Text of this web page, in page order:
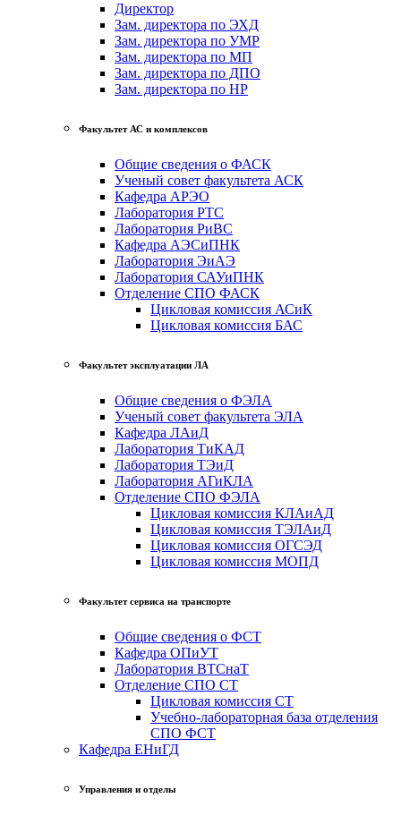
Директор
Зам. директора по ЭХД
Зам. директора по УМР
Зам. директора по МП
Зам. директора по ДПО
Зам. директора по НР
Факультет АС и комплексов
Общие сведения о ФАСК
Ученый совет факультета АСК
Кафедра АРЭО
Лаборатория РТС
Лаборатория РиВС
Кафедра АЭСиПНК
Лаборатория ЭиАЭ
Лаборатория САУиПНК
Отделение СПО ФАСК
Цикловая комиссия АСиК
Цикловая комиссия БАС
Факультет эксплуатации ЛА
Общие сведения о ФЭЛА
Ученый совет факультета ЭЛА
Кафедра ЛАиД
Лаборатория ТиКАД
Лаборатория ТЭиД
Лаборатория АГиКЛА
Отделение СПО ФЭЛА
Цикловая комиссия КЛАиАД
Цикловая комиссия ТЭЛАиД
Цикловая комиссия ОГСЭД
Цикловая комиссия МОПД
Факультет сервиса на транспорте
Общие сведения о ФСТ
Кафедра ОПиУТ
Лаборатория ВТСнаТ
Отделение СПО СТ
Цикловая комиссия СТ
Учебно-лабораторная база отделения
СПО ФСТ
Кафедра ЕНиГД
Управления и отделы